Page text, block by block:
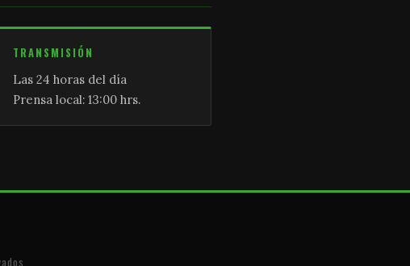
TRANSMISIÓN
Las 24 horas del día
Prensa local: 13:00 hrs.